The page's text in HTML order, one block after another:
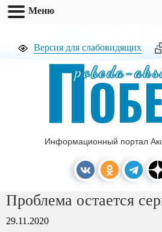
Версия для слабовидящих
pobeda-
П
Информационный портал
Проблема остается
29.11.2020
Меню